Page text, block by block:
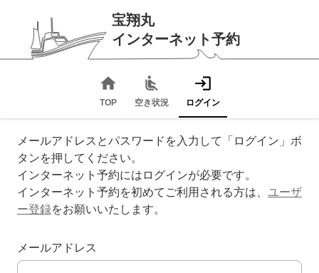
宝翔丸
インターネット予約
home
TOP
airline_seat_recline_normal
空き状況
login
ログイン
メールアドレスとパスワードを入力して「ログイン」ボ
タンを押してください。
インターネット予約にはログインが必要です。
インターネット予約を初めてご利用される方は、 ユーザ
ー登録をお願いいたします。
メールアドレス